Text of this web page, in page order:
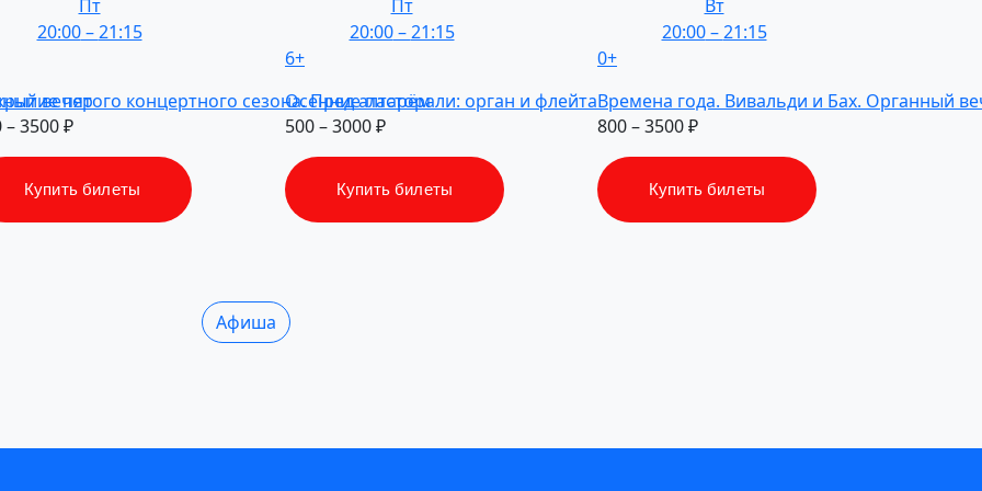
вечер
Пт
20:00–21:15
пятого концертного сезона.Предалтарём
– 3500 ₽
Купить билеты
Пт
20:00–21:15
6+
Осенниепасторали: орган и флейта
500 – 3000 ₽
Купить билеты
Вт
20:00–21:15
0+
Времена года. Вивальди и Бах. Органный
800 – 3500 ₽
Купить билеты
Афиша